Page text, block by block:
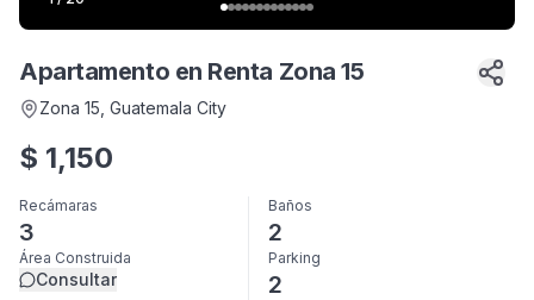
Apartamento en Renta Zona 15
Zona 15 , Guatemala City
$ 1,150
Recámaras
3
Baños
2
Área Construida
Consultar
Parking
2